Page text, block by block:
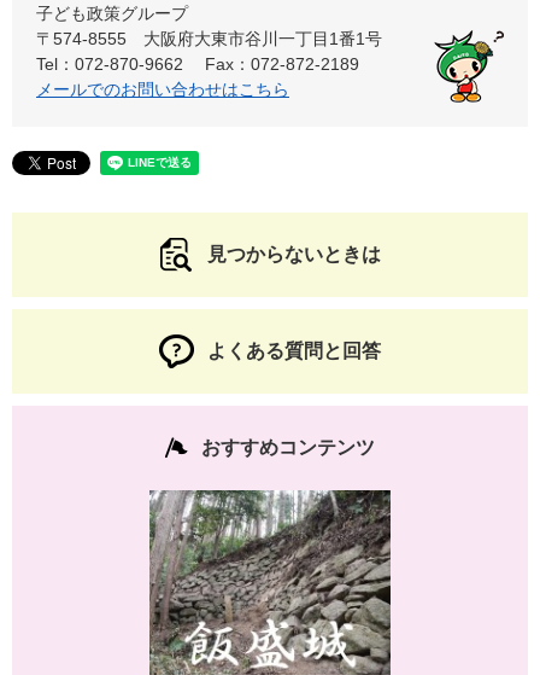
子ども政策グループ
〒574-8555
大阪府大東市谷川一丁目1番1号
Tel：072-870-9662
Fax：072-872-2189
メールでのお問い合わせはこちら
見つからないときは
よくある質問と回答
おすすめコンテンツ